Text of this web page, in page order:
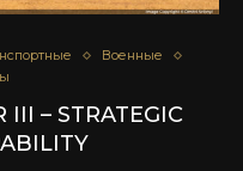
Военные
III – STRATEGIC